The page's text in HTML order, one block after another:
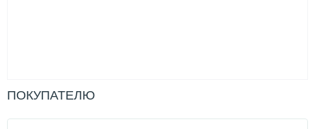
ПОКУПАТЕЛЮ